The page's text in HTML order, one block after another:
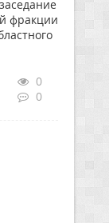
фракции
0
0